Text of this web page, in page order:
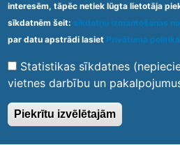
Ārstniecības iestādes kods
Footer
menu
Vietnes karte
© 2020 Kūrorta Rehabilitācijas Centrs -
aizsargātas.
interesēm, tāpēc netiek lūgta lietotāja
sīkdatnēm šeit: sīkdatņu izmantošanas
par datu apstrādi lasiet Privātuma
Statistikas sīkdatnes
vietnes darbību un
Piekrītu izvēlētajām